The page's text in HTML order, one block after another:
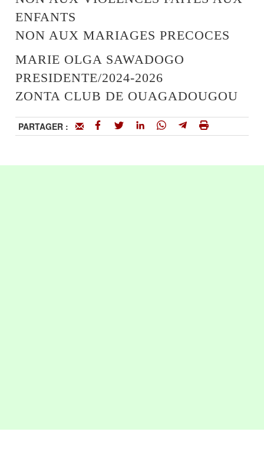
ENFANTS
NON AUX MARIAGES PRECOCES
MARIE OLGA SAWADOGO
PRESIDENTE/2024-2026
ZONTA CLUB DE OUAGADOUGOU
PARTAGER :